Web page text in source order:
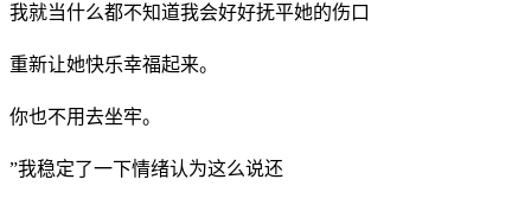
我就当什么都不知道我会好好抚平她的伤口
重新让她快乐幸福起来。
你也不用去坐牢。
”我稳定了一下情绪认为这么说还